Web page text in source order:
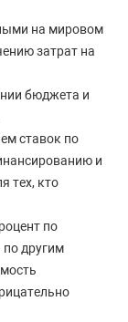
на мировом
затрат на
бюджета и
ставок по
и
тех, кто
по
другим